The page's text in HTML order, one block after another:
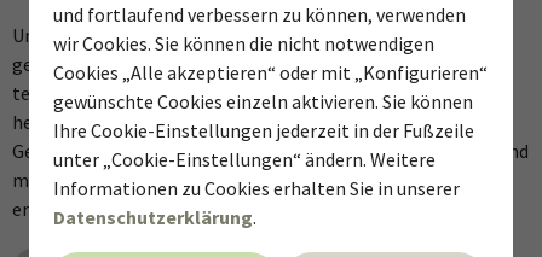
und fortlaufend verbessern zu können, verwenden
wir Cookies. Sie können die nicht notwendigen
Cookies „Alle akzeptieren“ oder mit „Konfigurieren“
gewünschte Cookies einzeln aktivieren. Sie können
Ihre Cookie-Einstellungen jederzeit in der Fußzeile
unter „Cookie-Einstellungen“ ändern. Weitere
Informationen zu Cookies erhalten Sie in unserer
Datenschutzerklärung.
Unser Gehirn ist in unserer schnelllebigen Zeit stark
gefordert. Eine ständige Informationsflut, Multitasking und
technologische Reize können unsere kognitiven Fähigkeiten
herausfordern. Beruflich wie privat sind wir auf unser
Gedächtnis und unsere kognitiven Fähigkeiten angewiesen und
möchten unsere Leistungsfähigkeit auch bis ins hohe Alter
erhalten.